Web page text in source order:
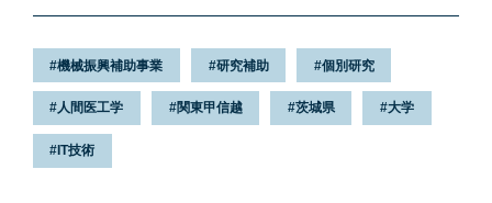
機械振興補助事業 研究補助 個別研究
人間医工学 関東甲信越 茨城県 大学
IT技術